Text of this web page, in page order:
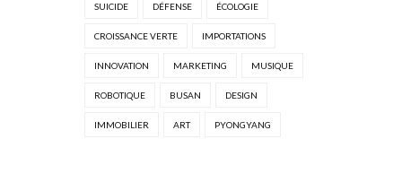
SUICIDE DÉFENSE ÉCOLOGIE
CROISSANCE VERTE IMPORTATIONS
INNOVATION MARKETING MUSIQUE
ROBOTIQUE BUSAN DESIGN
IMMOBILIER ART PYONGYANG